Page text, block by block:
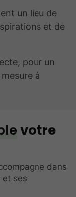
un lieu de
et de
pour un
à
votre
dans
et ses